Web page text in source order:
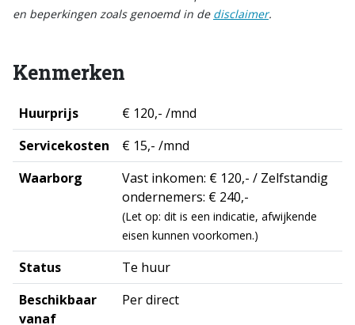
en beperkingen zoals genoemd in de disclaimer.
Kenmerken
Huurprijs
€ 120,- /mnd
Servicekosten
€ 15,- /mnd
Waarborg
Vast inkomen: € 120,- / Zelfstandig
ondernemers: € 240,-
(Let op: dit is een indicatie, afwijkende
eisen kunnen voorkomen.)
Status
Te huur
Beschikbaar
vanaf
Per direct